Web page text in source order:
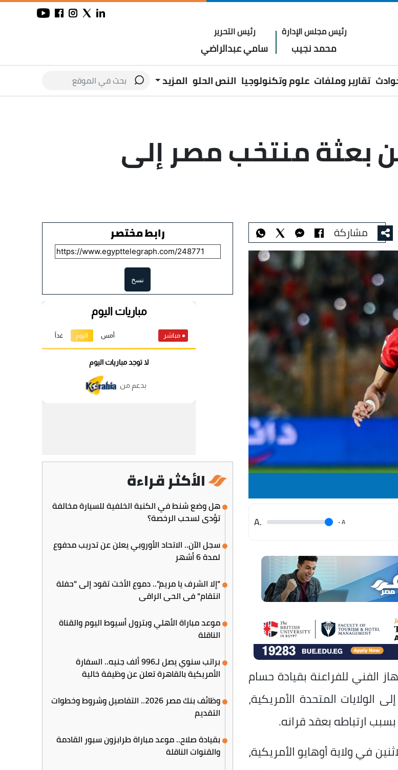
رئيس مجلس الإدارة
محمد نجيب
رئيس التحرير
سامي عبدالراضي
تقارير وملفات علوم وتكنولوجيا النص الحلو المزيد
بعثة منتخب مصر إلى
مشاركة
A
.
.A
للفراعنة بقيادة حسام
المتحدة الأمريكية،
في ولاية أوهايو الأمريكية،
رابط مختصر
نسخ
الأكثر قراءة
هل وضع شنط في الكنبة الخلفية للسيارة مخالفة
تؤدي لسحب الرخصة؟
سجل الآن.. الاتحاد الأوروبي يعلن عن تدريب مدفوع
لمدة 6 أشهر
"إلا الشرف يا مريم".. دموع الأخت تقود إلى "حفلة
انتقام" في الحي الراقي
موعد مباراة الأهلي وبترول أسيوط اليوم والقناة
الناقلة
براتب سنوي يصل لـ996 ألف جنيه.. السفارة
الأمريكية بالقاهرة تعلن عن وظيفة خالية
وظائف بنك مصر 2026.. التفاصيل وشروط وخطوات
التقديم
بقيادة صلاح.. موعد مباراة طرابزون سبور القادمة
والقنوات الناقلة